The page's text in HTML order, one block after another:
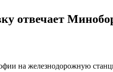
отвечает
на железнодорожную